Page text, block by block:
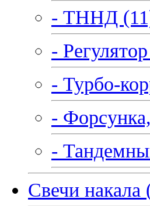
- ТННД
-
- Турбо-
-
-
Свечи накала